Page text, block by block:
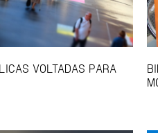
VOLTADAS PARA